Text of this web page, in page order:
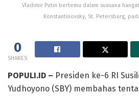
Vladimir Putin bertemu dalam suasana
Konstantinovsky, St. Petersburg,
0
SHARES
POPULI.ID – Presiden ke-6 RI
Yudhoyono (SBY) membahas